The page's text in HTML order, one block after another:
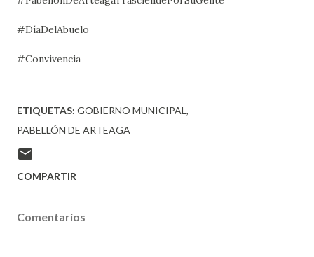
#DíaDelAbuelo
#Convivencia
ETIQUETAS: GOBIERNO MUNICIPAL
PABELLÓN DE ARTEAGA
COMPARTIR
Comentarios